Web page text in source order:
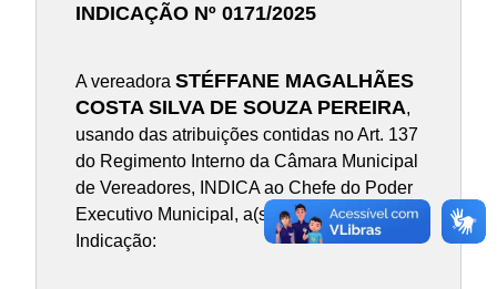
INDICAÇÃO Nº 0171/2025
A vereadoraSTÉFFANE MAGALHÃES
COSTA SILVA DE SOUZA PEREIRA,
usando das atribuições contidas no Art. 137
do Regimento Interno da Câmara Municipal
de Vereadores, INDICA ao Chefe do Poder
Executivo Municipal, a(s) presente(s)
Indicação: